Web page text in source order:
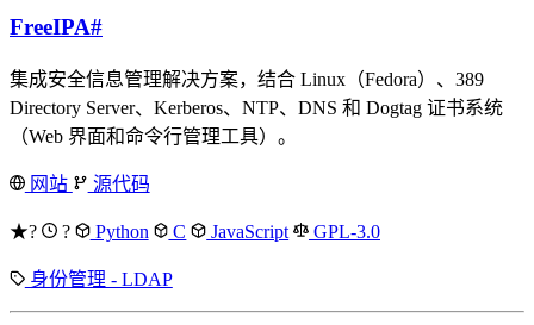
FreeIPA#
集成安全信息管理解决方案，结合 Linux（Fedora）、389
Directory Server、Kerberos、NTP、DNS 和 Dogtag 证书系统
（Web 界面和命令行管理工具）。
网站 源代码
★? ? Python C JavaScript GPL-3.0
身份管理 - LDAP